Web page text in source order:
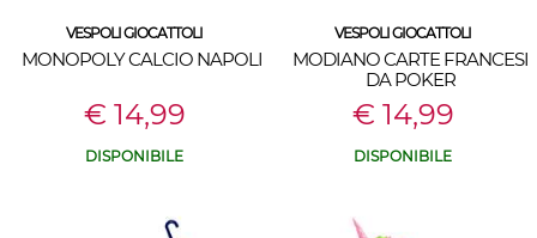
VESPOLI GIOCATTOLI
MONOPOLY CALCIO NAPOLI
€ 14,99
DISPONIBILE
VESPOLI GIOCATTOLI
MODIANO CARTE FRANCESI
DA POKER
€ 14,99
DISPONIBILE